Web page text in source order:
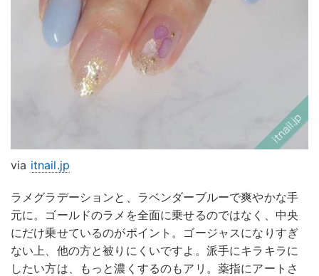
via itnail.jp
ラメグラデーションと、ラベンダーブルーで爽やかな手
元に。ゴールドのラメを全面に乗せるのではなく、中央
にだけ乗せているのがポイント。ゴージャスになりすぎ
ない上、他の方と被りにくいですよ。派手にキラキラに
したい方は、もっと濃くするのもアリ。薬指にアートさ